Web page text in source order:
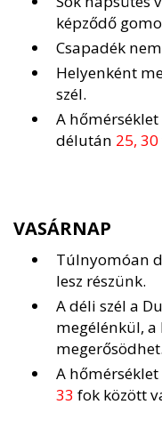
képződő
Csapadék
Helyenként
szél.
A
délután 25, 30
VASÁRNAP
Túlnyomóan
lesz részünk.
A déli szél a
megélénkül, a
megerősödhet.
A
33 fok között